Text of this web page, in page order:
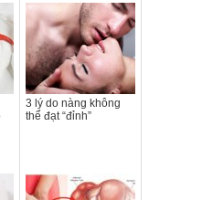
3 lý do nàng không
thể đạt “đỉnh”